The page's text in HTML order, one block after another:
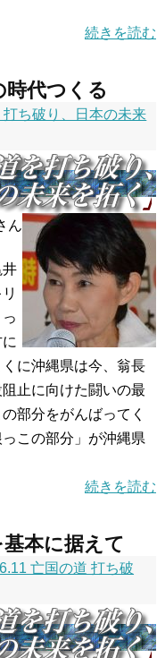
続きを読む
代つくる
ち破り、日本の未来
ん
に沖縄県は今、翁長
止に向けた闘いの最
部分をがんばってく
この部分」が沖縄県
続きを読む
本に据えて
亡国の道 打ち破